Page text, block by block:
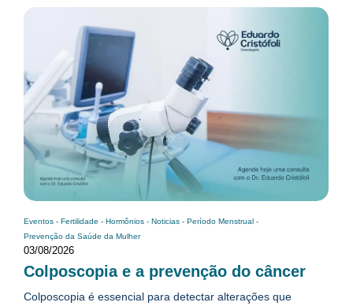
Eventos - Fertilidade - Hormônios - Noticias - Período Menstrual -
Prevenção da Saúde da Mulher
03/08/2026
Colposcopia e a prevenção do câncer
Colposcopia é essencial para detectar alterações que